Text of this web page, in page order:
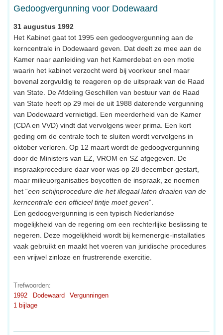
Gedoogvergunning voor Dodewaard
31 augustus 1992
Het Kabinet gaat tot 1995 een gedoogvergunning aan de
kerncentrale in Dodewaard geven. Dat deelt ze mee aan de
Kamer naar aanleiding van het Kamerdebat en een motie
waarin het kabinet verzocht werd bij voorkeur snel maar
bovenal zorgvuldig te reageren op de uitspraak van de Raad
van State. De Afdeling Geschillen van bestuur van de Raad
van State heeft op 29 mei de uit 1988 daterende vergunning
van Dodewaard vernietigd. Een meerderheid van de Kamer
(CDA en VVD) vindt dat vervolgens weer prima. Een kort
geding om de centrale toch te sluiten wordt vervolgens in
oktober verloren. Op 12 maart wordt de gedoogvergunning
door de Ministers van EZ, VROM en SZ afgegeven. De
inspraakprocedure daar voor was op 28 december gestart,
maar milieuorganisaties boycotten de inspraak, ze noemen
het “een schijnprocedure die het illegaal laten draaien van de
kerncentrale een officieel tintje moet geven”.
Een gedoogvergunning is een typisch Nederlandse
mogelijkheid van de regering om een rechterlijke beslissing te
negeren. Deze mogelijkheid wordt bij kernenergie-installaties
vaak gebruikt en maakt het voeren van juridische procedures
een vrijwel zinloze en frustrerende exercitie.
Trefwoorden:
1992
Dodewaard
Vergunningen
1 bijlage